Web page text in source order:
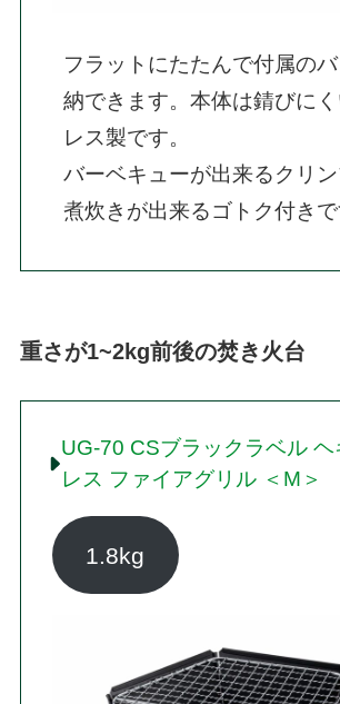
フラットにたたんで付属の
納できます。本体は錆びに
レス製です。
バーベキューが出来るクリン
煮炊きが出来るゴトク付きで
重さが1~2kg前後の焚き火台
UG-70 CSブラックラベル ヘ
レス ファイアグリル ＜M＞
1.8kg